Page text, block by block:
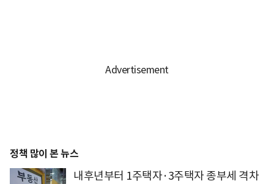
정책 많이 본 뉴스
내후년부터 1주택자·3주택자 종부세 격차